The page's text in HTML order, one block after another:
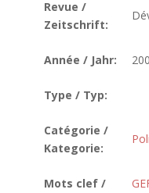
Revue /
Zeitschrift:
Année / Jahr:
Type / Typ:
Catégorie /
Kategorie:
Mots clef /